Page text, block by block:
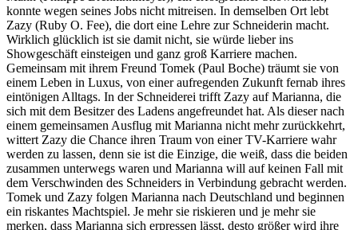
konnte wegen seines Jobs nicht mitreisen. In demselben Ort lebt
Zazy (Ruby O. Fee), die dort eine Lehre zur Schneiderin macht.
Wirklich glücklich ist sie damit nicht, sie würde lieber ins
Showgeschäft einsteigen und ganz groß Karriere machen.
Gemeinsam mit ihrem Freund Tomek (Paul Boche) träumt sie von
einem Leben in Luxus, von einer aufregenden Zukunft fernab ihres
eintönigen Alltags. In der Schneiderei trifft Zazy auf Marianna, die
sich mit dem Besitzer des Ladens angefreundet hat. Als dieser nach
einem gemeinsamen Ausflug mit Marianna nicht mehr zurückkehrt,
wittert Zazy die Chance ihren Traum von einer TV-Karriere wahr
werden zu lassen, denn sie ist die Einzige, die weiß, dass die beiden
zusammen unterwegs waren und Marianna will auf keinen Fall mit
dem Verschwinden des Schneiders in Verbindung gebracht werden.
Tomek und Zazy folgen Marianna nach Deutschland und beginnen
ein riskantes Machtspiel. Je mehr sie riskieren und je mehr sie
merken, dass Marianna sich erpressen lässt, desto größer wird ihre